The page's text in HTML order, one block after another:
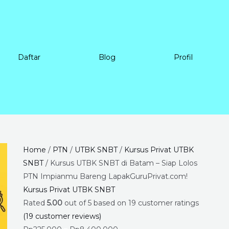
Daftar Blog Profil
Home / PTN / UTBK SNBT/ Kursus Privat UTBK
SNBT/ Kursus UTBK SNBT di Batam – Siap Lolos
PTN Impianmu Bareng LapakGuruPrivat.com!
Kursus Privat UTBK SNBT
Rated 5.00out of 5 based on 19 customer ratings
(19 customer reviews)
Price
range:
Rp225.000
Rp8.400.000
Kursus
UTBK
SNBT
di
Batam
-